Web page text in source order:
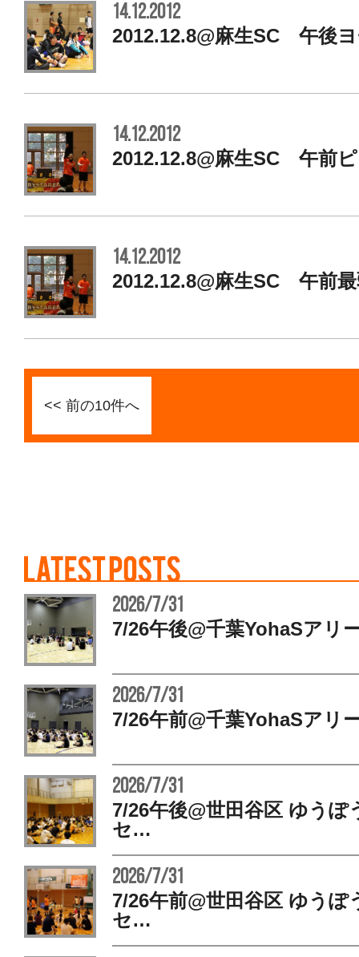
14.12.2012
2012.12.8@麻生SC 午後
14.12.2012
2012.12.8@麻生SC 午前
14.12.2012
2012.12.8@麻生SC 午前
<< 前の10件へ
2026/7/31
7/26午後@千葉YohaSア
2026/7/31
7/26午前@千葉YohaSア
2026/7/31
7/26午後@世田谷区 ゆうぽ
セ…
2026/7/31
7/26午前@世田谷区 ゆうぽ
セ…